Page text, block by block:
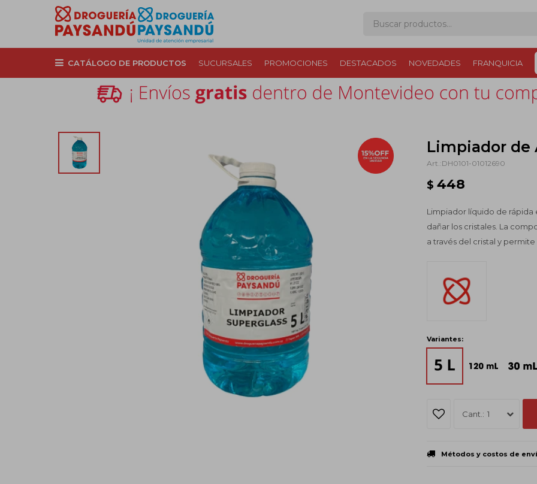
CATÁLOGO DE PRODUCTOS SUCURSALES PROMOCIONES DESTACADOS NOVEDADES FRANQUICIA
Limpiador de
DH0101-01012690
$ 448
Limpiador líquido de rápida
dañar los cristales. La
a través del cristal y
Variantes:
1
Métodos y costos de